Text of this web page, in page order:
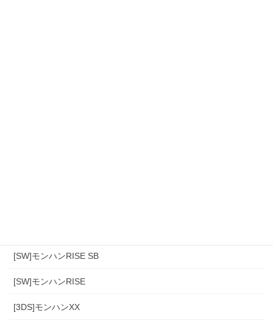
[SW]モンハンRISE SB
[SW]モンハンRISE
[3DS]モンハンXX